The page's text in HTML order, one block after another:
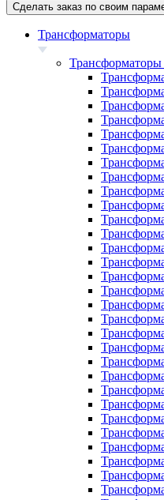
Сделать заказ по своим
Трансформаторы